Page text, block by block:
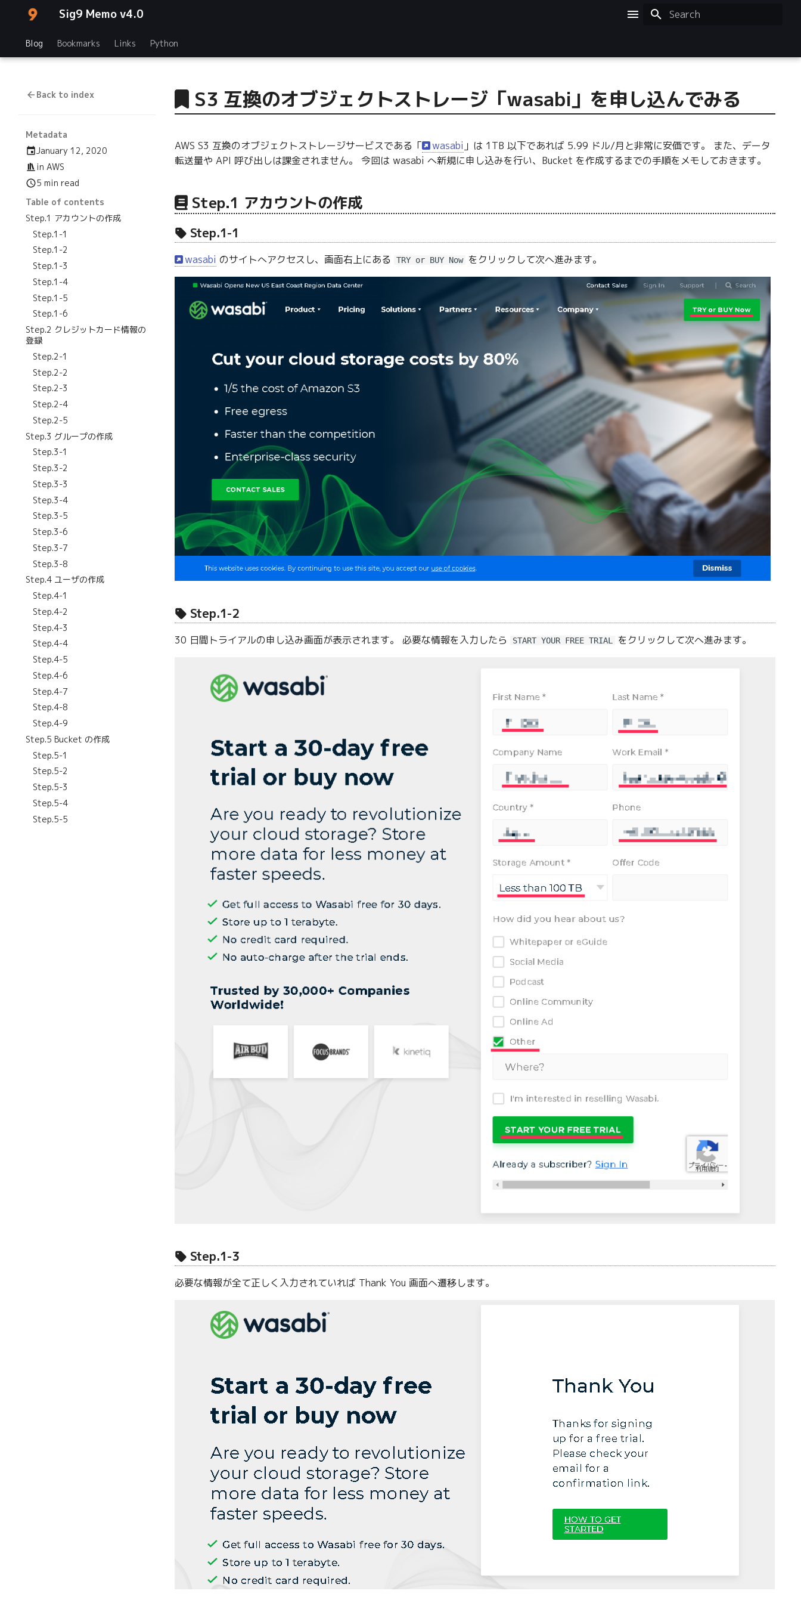
Sig9 Memo v4.0
Blog Bookmarks Links Python
Back to index
Metadata
January 12, 2020
inAWS
5 min read
Table of contents
Step.1 アカウントの作成
Step.1-1
Step.1-2
Step.1-3
Step.1-4
Step.1-5
Step.1-6
Step.2 クレジットカード情報の
登録
Step.2-1
Step.2-2
Step.2-3
Step.2-4
Step.2-5
Step.3 グループの作成
Step.3-1
Step.3-2
Step.3-3
Step.3-4
Step.3-5
Step.3-6
Step.3-7
Step.3-8
Step.4 ユーザの作成
Step.4-1
Step.4-2
Step.4-3
Step.4-4
Step.4-5
Step.4-6
Step.4-7
Step.4-8
Step.4-9
Step.5 Bucket の作成
Step.5-1
Step.5-2
Step.5-3
Step.5-4
Step.5-5
S3 互換のオブジェクトストレージ「wasabi」を申し込んでみる
AWS S3 互換のオブジェクトストレージサービスである「 wasabi 」は 1TB 以下であれば 5.99 ドル/月と非常に安価です。 また、データ
転送量や API 呼び出しは課金されません。 今回は wasabi へ新規に申し込みを行い、Bucket を作成するまでの手順をメモしておきます。
Step.1 アカウントの作成
Step.1-1
wasabi のサイトへアクセスし、画面右上にある TRY or BUY Now をクリックして次へ進みます。
Step.1-2
30 日間トライアルの申し込み画面が表示されます。 必要な情報を入力したら START YOUR FREE TRIAL をクリックして次へ進みます。
Step.1-3
必要な情報が全て正しく入力されていれば Thank You 画面へ遷移します。